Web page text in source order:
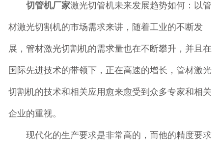
切管机厂家激光切管机未来发展趋势如何：以管
材激光切割机的市场需求来讲，随着工业的不断发
展，管材激光切割机的需求量也在不断攀升，并且在
国际先进技术的带领下，正在高速的增长，管材激光
切割机的技术和相关应用愈来愈受到众多专家和相关
企业的重视。
现代化的生产要求是非常高的，而他的精度要求